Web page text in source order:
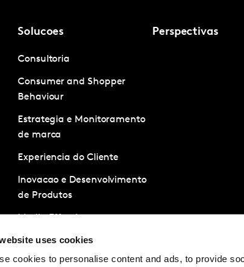
uses cookies
cookies to personalise content and ads, to provide
Solucoes
Consultoria
Consumer and Shopper
Behaviour
Estrategia e Monitoramento
de marca
Experiencia do Cliente
Inovacao e Desenvolvimento
de Produtos
Servicos de Pesquisa
Sustentabilidade
Perspectivas